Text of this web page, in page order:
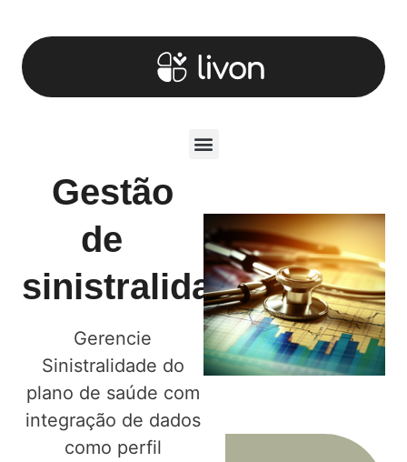
Gestão
de
sinistralidade
Gerencie
Sinistralidade do
plano de saúde com
integração de dados
como perfil